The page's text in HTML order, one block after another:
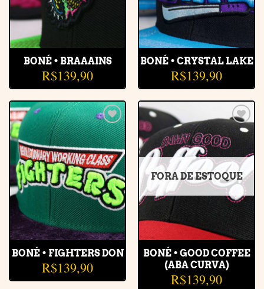
BONÉ • BRAAAINS
R$139,90
BONÉ • CRYSTAL LAKE
R$139,90
Adicionar
à lista de
desejos
BONÉ • FIGHTERS DON
R$139,90
Adicionar
à lista de
desejos
FORA DE ESTOQUE
BONÉ • GOOD COFFEE
(ABA CURVA)
R$139,90